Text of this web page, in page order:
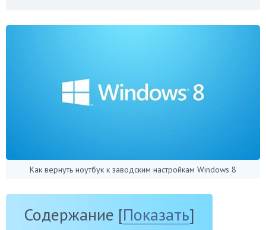
Как вернуть ноутбук к заводским настройкам Windows 8
Содержание [Показать]